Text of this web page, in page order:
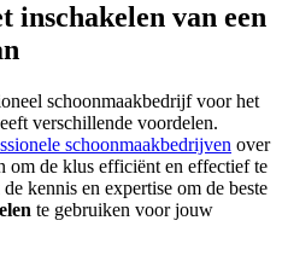
inschakelen van een
schoonmaakbedrijf voor het
verschillende voordelen.
schoonmaakbedrijven over
om de klus efficiënt en effectief te
kennis en expertise om de beste
te gebruiken voor jouw